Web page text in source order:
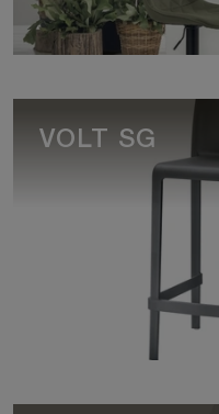
VOLT SG